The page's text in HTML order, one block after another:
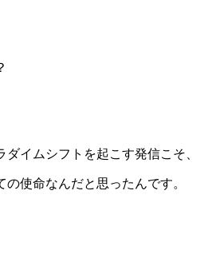
イムシフトを起こす発信こそ、
使命なんだと思ったんです。